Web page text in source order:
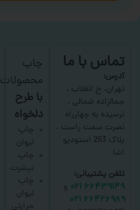
تماس با ما
آدرس:
تهران، خ انقلاب ،
جمالزاده شمالی ،
نرسیده به چهارراه
نصرت سمت راست ،
پلاک 263 استودیو
اشا
تلفن پشتیبانی:
۶۶۴۳۹۱۴۹ ۰۲۱
و
۶۶۴۲۶۹۸۹ ۰۲۱
چاپ
محصولات
با طرح
دلخواه
چاپ
لیوان
چاپ
تیشرت
چاپ
لیوان
حرارتی